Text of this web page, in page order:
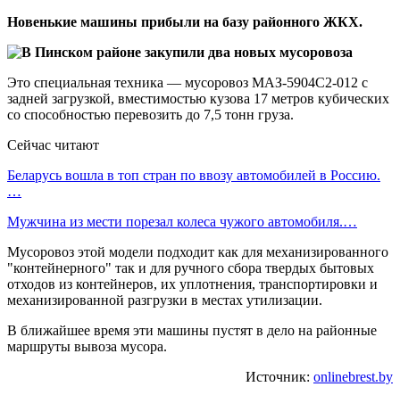
Новенькие машины прибыли на базу районного ЖКХ.
Это специальная техника — мусоровоз МАЗ-5904С2-012 с
задней загрузкой, вместимостью кузова 17 метров кубических
со способностью перевозить до 7,5 тонн груза.
Сейчас читают
Беларусь вошла в топ стран по ввозу автомобилей в Россию.
…
Мужчина из мести порезал колеса чужого автомобиля.…
Мусоровоз этой модели подходит как для механизированного
"контейнерного" так и для ручного сбора твердых бытовых
отходов из контейнеров, их уплотнения, транспортировки и
механизированной разгрузки в местах утилизации.
В ближайшее время эти машины пустят в дело на районные
маршруты вывоза мусора.
Источник: onlinebrest.by